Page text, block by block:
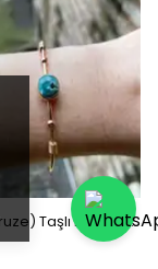
Turkuaz (Firuze) Taşlı Rose Gümüş Bileklik